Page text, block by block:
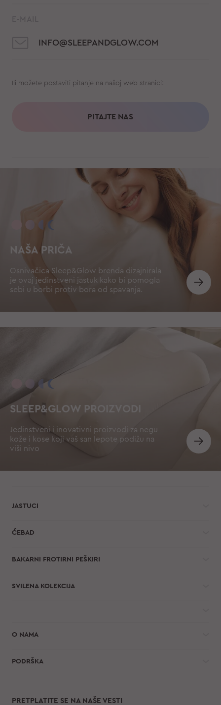
INFO@SLEEPANDGLOW.COM
Ili možete postaviti pitanje na našoj web stranici:
PITAJTE NAS
NAŠA PRIČA
Osnivačica Sleep&Glow brenda dizajnirala
je ovaj jedinstveni jastuk kako bi pomogla
sebi u borbi protiv bora od spavanja.
SLEEP&GLOW PROIZVODI
Jedinstveni i inovativni proizvodi za negu
kože i kose koji vaš san lepote podižu na
viši nivo
JASTUCI
ĆEBAD
BAKARNI FROTIRNI PEŠKIRI
SVILENA KOLEKCIJA
O NAMA
PODRŠKA
PRETPLATITE SE NA NAŠE VESTI